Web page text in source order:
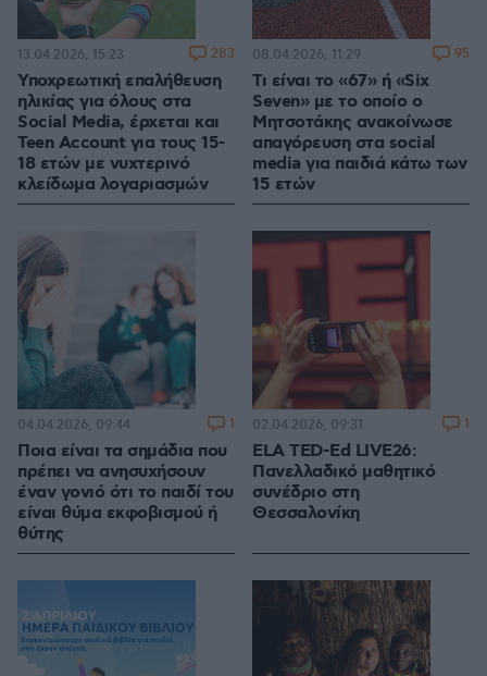
Υποχρεωτική επαλήθευση
ηλικίας για όλους στα
Social Media, έρχεται και
Teen Account για τους 15-
18 ετών με νυχτερινό
κλείδωμα λογαριασμών
13.04.2026, 15:23 283
Τι είναι το «67» ή «Six
Seven» με το οποίο ο
Μητσοτάκης ανακοίνωσε
απαγόρευση στα social
media για παιδιά κάτω των
15 ετών
08.04.2026, 11:29 95
Ποια είναι τα σημάδια που
πρέπει να ανησυχήσουν
έναν γονιό ότι το παιδί του
είναι θύμα εκφοβισμού ή
θύτης
04.04.2026, 09:44 1
ELA TED-Ed LIVE26:
Πανελλαδικό μαθητικό
συνέδριο στη
Θεσσαλονίκη
02.04.2026, 09:31 1